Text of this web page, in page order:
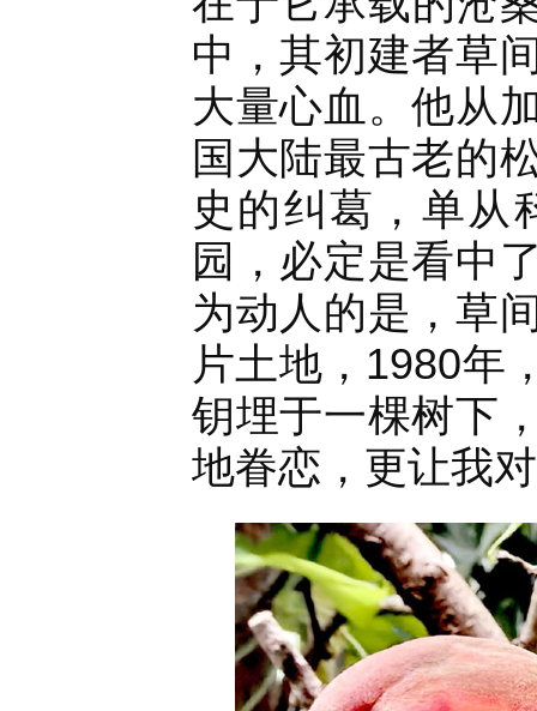
中，其初建者草
大量心血。他从
国大陆最古老的
史的纠葛，单从
园，必定是看中
为动人的是，草
片土地，1980年
钥埋于一棵树下
地眷恋，更让我